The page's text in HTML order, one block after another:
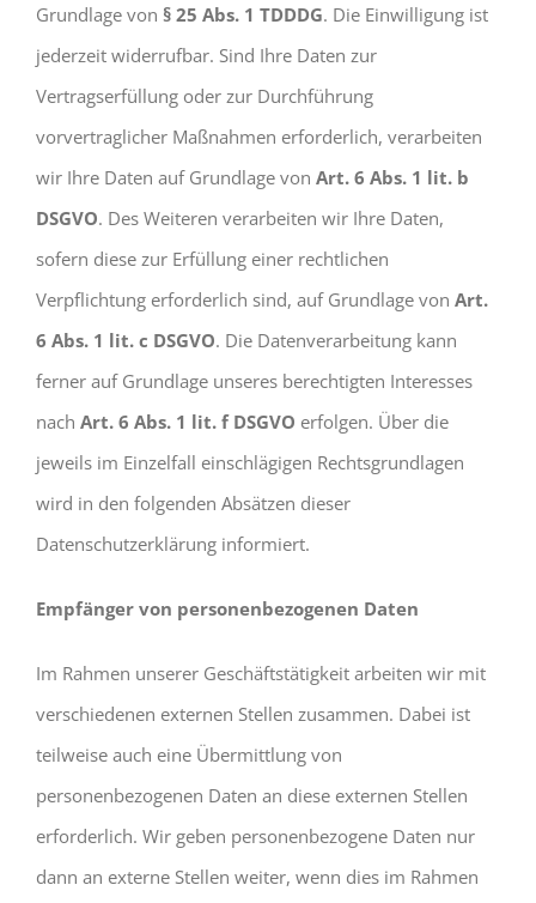
Grundlage von § 25 Abs. 1 TDDDG. Die Einwilligung ist
jederzeit widerrufbar. Sind Ihre Daten zur
Vertragserfüllung oder zur Durchführung
vorvertraglicher Maßnahmen erforderlich, verarbeiten
wir Ihre Daten auf Grundlage von Art. 6 Abs. 1 lit. b
DSGVO. Des Weiteren verarbeiten wir Ihre Daten,
sofern diese zur Erfüllung einer rechtlichen
Verpflichtung erforderlich sind, auf Grundlage von Art.
6 Abs. 1 lit. c DSGVO. Die Datenverarbeitung kann
ferner auf Grundlage unseres berechtigten Interesses
nach Art. 6 Abs. 1 lit. f DSGVO erfolgen. Über die
jeweils im Einzelfall einschlägigen Rechtsgrundlagen
wird in den folgenden Absätzen dieser
Datenschutzerklärung informiert.
Empfänger von personenbezogenen Daten
Im Rahmen unserer Geschäftstätigkeit arbeiten wir mit
verschiedenen externen Stellen zusammen. Dabei ist
teilweise auch eine Übermittlung von
personenbezogenen Daten an diese externen Stellen
erforderlich. Wir geben personenbezogene Daten nur
dann an externe Stellen weiter, wenn dies im Rahmen